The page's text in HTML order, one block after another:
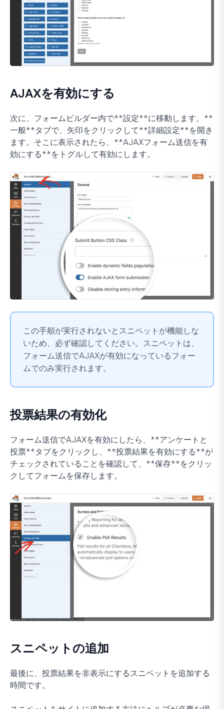
AJAXを有効にする
次に、フォームビルダー内で**設定**に移動します。**
一般**タブで、矢印をクリックして**詳細設定**を開き
ます。そこに表示されたら、**AJAXフォーム送信を有
効にする**をトグルして有効にします。
この手順が実行されないとスニペットが機能しな
いため、必ず確認してください。スニペットは、
フォーム送信でAJAXが有効になっているフォー
ムでのみ実行されます。
投票結果の有効化
フォーム送信でAJAXを有効にしたら、**アンケートと
投票**タブをクリックし、**投票結果を有効にする**が
チェックされていることを確認して、**保存**をクリッ
クしてフォームを保存します。
スニペットの追加
最後に、投票結果を非表示にするスニペットを追加する
時間です。